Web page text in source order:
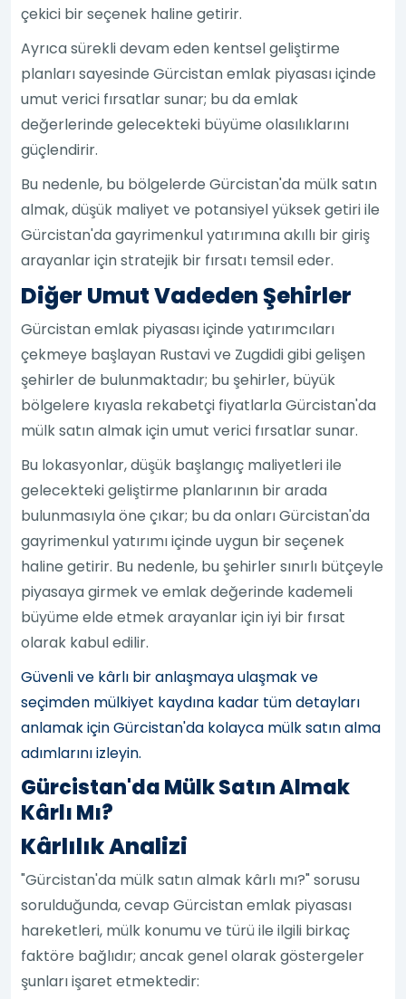
çekici bir seçenek haline getirir.
Ayrıca sürekli devam eden kentsel geliştirme
planları sayesinde Gürcistan emlak piyasası içinde
umut verici fırsatlar sunar; bu da emlak
değerlerinde gelecekteki büyüme olasılıklarını
güçlendirir.
Bu nedenle, bu bölgelerde Gürcistan'da mülk satın
almak, düşük maliyet ve potansiyel yüksek getiri ile
Gürcistan'da gayrimenkul yatırımına akıllı bir giriş
arayanlar için stratejik bir fırsatı temsil eder.
Diğer Umut Vadeden Şehirler
Gürcistan emlak piyasası içinde yatırımcıları
çekmeye başlayan Rustavi ve Zugdidi gibi gelişen
şehirler de bulunmaktadır; bu şehirler, büyük
bölgelere kıyasla rekabetçi fiyatlarla Gürcistan'da
mülk satın almak için umut verici fırsatlar sunar.
Bu lokasyonlar, düşük başlangıç maliyetleri ile
gelecekteki geliştirme planlarının bir arada
bulunmasıyla öne çıkar; bu da onları Gürcistan'da
gayrimenkul yatırımı içinde uygun bir seçenek
haline getirir. Bu nedenle, bu şehirler sınırlı bütçeyle
piyasaya girmek ve emlak değerinde kademeli
büyüme elde etmek arayanlar için iyi bir fırsat
olarak kabul edilir.
Güvenli ve kârlı bir anlaşmaya ulaşmak ve
seçimden mülkiyet kaydına kadar tüm detayları
anlamak için Gürcistan'da kolayca mülk satın alma
adımlarını izleyin.
Gürcistan'da Mülk Satın Almak
Kârlı Mı?
Kârlılık Analizi
"Gürcistan'da mülk satın almak kârlı mı?" sorusu
sorulduğunda, cevap Gürcistan emlak piyasası
hareketleri, mülk konumu ve türü ile ilgili birkaç
faktöre bağlıdır; ancak genel olarak göstergeler
şunları işaret etmektedir: